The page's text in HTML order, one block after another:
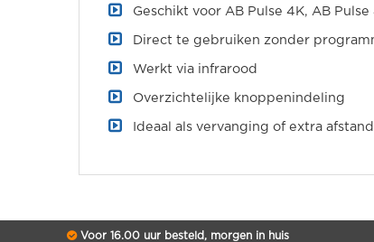
Geschikt voor AB Pulse 4K, AB
Direct te gebruiken zonder
Werkt via infrarood
Overzichtelijke knoppenindeling
Ideaal als vervanging of extra
Voor 16.00 uur besteld, morgen in huis